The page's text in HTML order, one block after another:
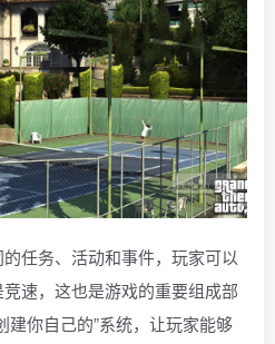
任务、活动和事件，玩家可以
速，这也是游戏的重要组成部
建你自己的”系统，让玩家能够